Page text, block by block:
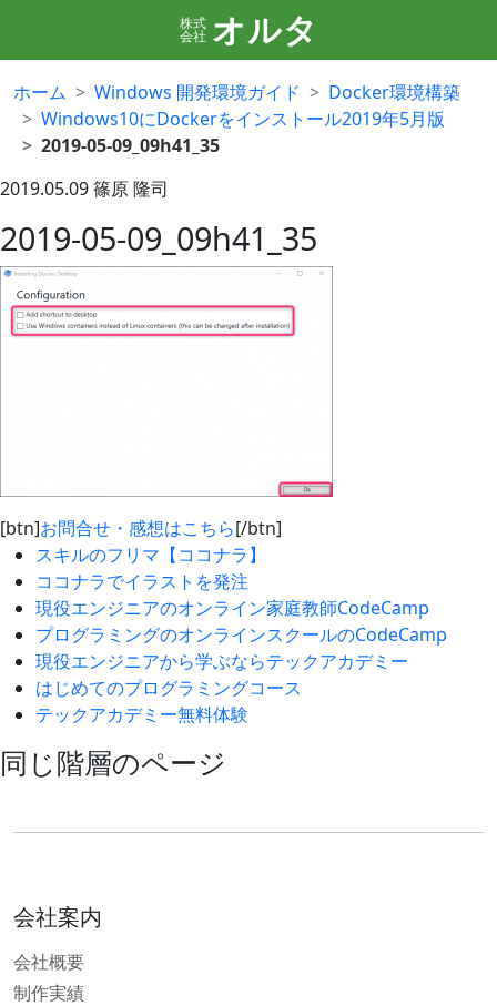
株式
会社 オルタ
ホーム Windows 開発環境ガイド
Docker環境構築
Windows10にDockerをインストール2019年5月版
2019-05-09_09h41_35
2019.05.09篠原 隆司
2019-05-09_09h41_35
[btn]お問合せ・感想はこちら[/btn]
スキルのフリマ【ココナラ】
ココナラでイラストを発注
現役エンジニアのオンライン家庭教師CodeCamp
プログラミングのオンラインスクールのCodeCamp
現役エンジニアから学ぶならテックアカデミー
はじめてのプログラミングコース
テックアカデミー無料体験
同じ階層のページ
会社案内
会社概要
制作実績